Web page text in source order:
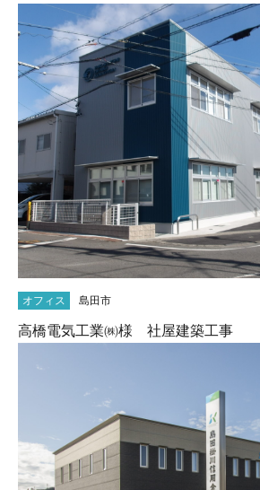
オフィス 島田市
高橋電気工業㈱様 社屋建築工事